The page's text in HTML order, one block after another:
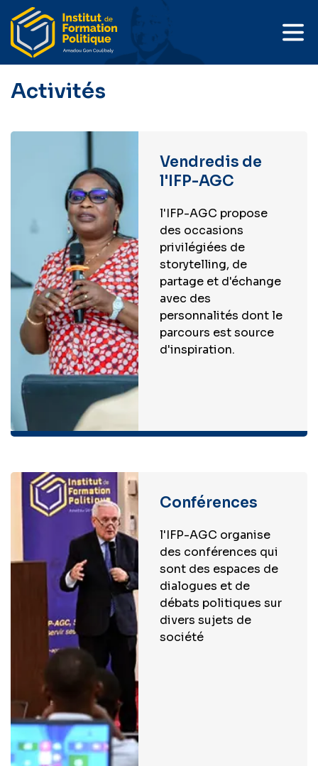
Activités
Vendredis de
l'IFP-AGC
l'IFP-AGC propose
des occasions
privilégiées de
storytelling, de
partage et d'échange
avec des
personnalités dont le
parcours est source
d'inspiration.
Conférences
l'IFP-AGC organise
des conférences qui
sont des espaces de
dialogues et de
débats politiques sur
divers sujets de
société